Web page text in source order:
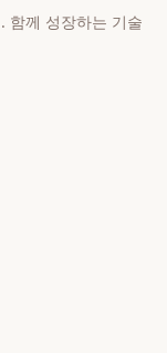
함께 성장하는 기술